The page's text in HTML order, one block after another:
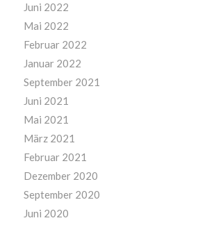
Juni 2022
Mai 2022
Februar 2022
Januar 2022
September 2021
Juni 2021
Mai 2021
März 2021
Februar 2021
Dezember 2020
September 2020
Juni 2020